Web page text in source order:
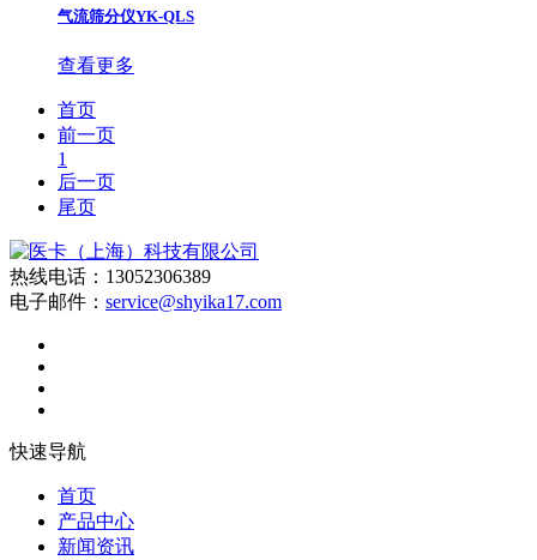
气流筛分仪YK-QLS
查看更多
首页
前一页
1
后一页
尾页
热线电话：13052306389
电子邮件： service@shyika17.com
快速导航
首页
产品中心
新闻资讯